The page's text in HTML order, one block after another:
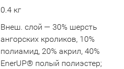
0.4 кг
Внеш. слой — 30% шерсть
ангорских кроликов, 10%
полиамид, 20% акрил, 40%
EnerUP® полый полиэстер;